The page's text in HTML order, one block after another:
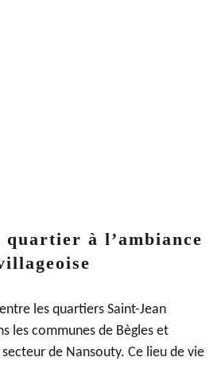
quartier à l’ambiance
les quartiers Saint-Jean
les communes de Bègles et
de Nansouty. Ce lieu de vie